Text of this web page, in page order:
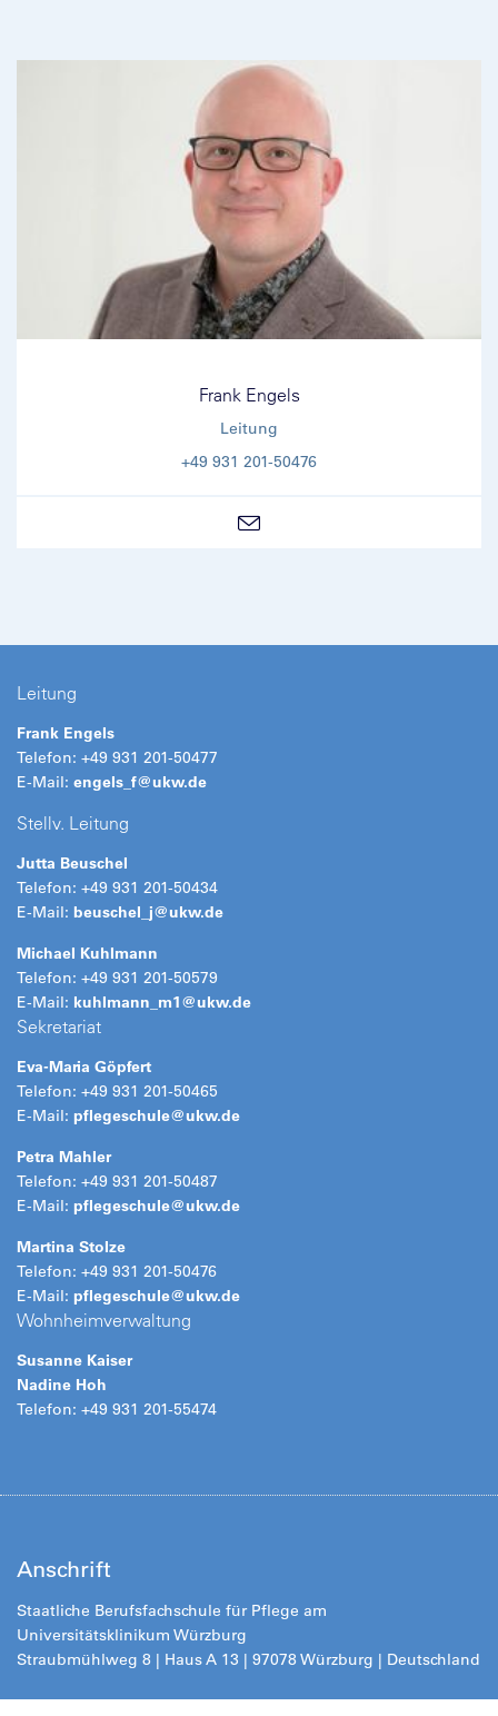
Frank Engels
Leitung
+49 931 201-50476
Leitung
Frank Engels
Telefon: +49 931 201-50477
E-Mail: engels_f@ukw.de
Stellv. Leitung
Jutta Beuschel
Telefon: +49 931 201-50434
E-Mail: beuschel_j@ukw.de
Michael Kuhlmann
Telefon: +49 931 201-50579
E-Mail: kuhlmann_m1@ukw.de
Sekretariat
Eva-Maria Göpfert
Telefon: +49 931 201-50465
E-Mail: pflegeschule@ukw.de
Petra Mahler
Telefon: +49 931 201-50487
E-Mail: pflegeschule@ukw.de
Martina Stolze
Telefon: +49 931 201-50476
E-Mail: pflegeschule@ukw.de
Wohnheimverwaltung
Susanne Kaiser
Nadine Hoh
Telefon: +49 931 201-55474
Anschrift
Staatliche Berufsfachschule für Pflege am
Universitätsklinikum Würzburg
Straubmühlweg 8 | Haus A 13 | 97078 Würzburg | Deutschland